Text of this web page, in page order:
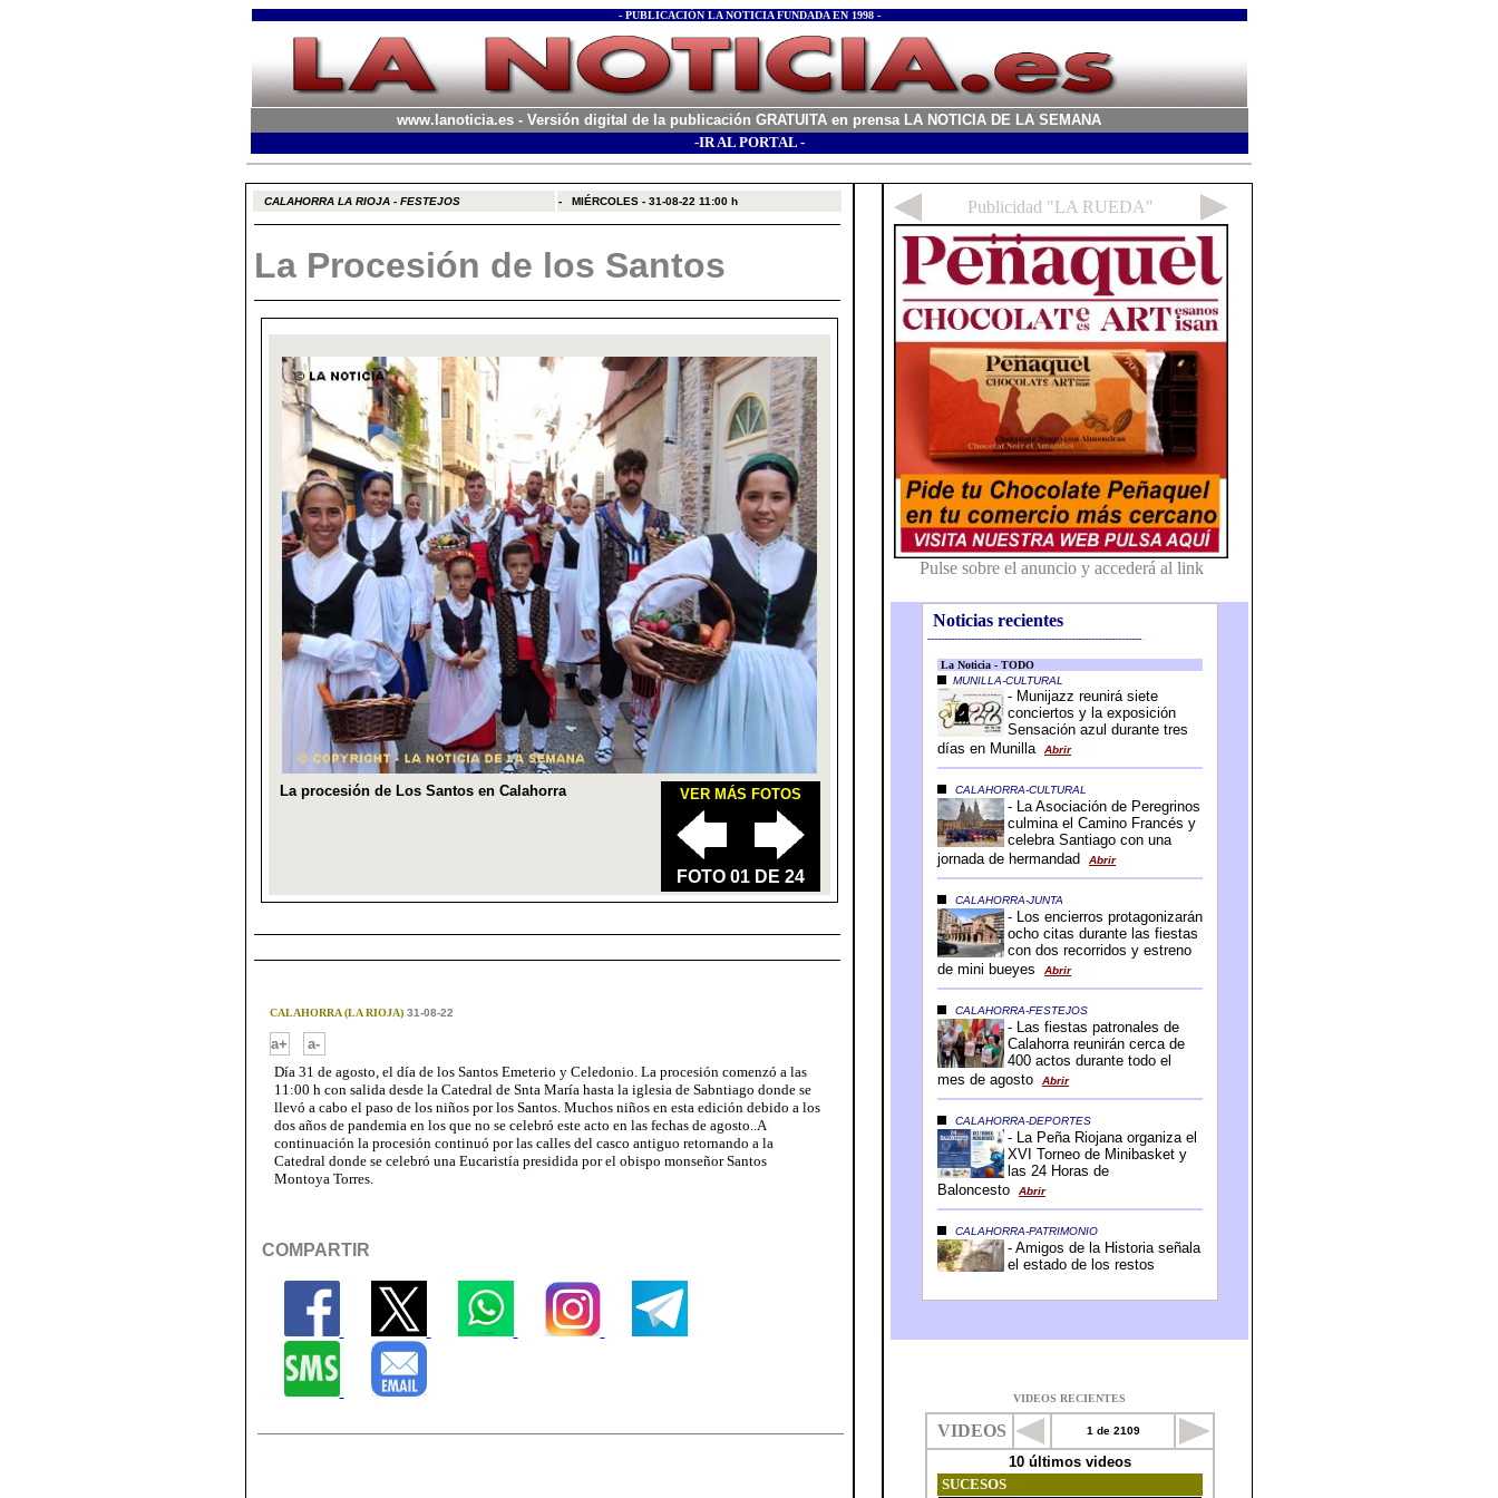
- PUBLICACIÓN LA NOTICIA FUNDADA EN 1998 -
www.lanoticia.es - Versión digital de la publicación GRATUITA en prensa LA NOTICIA DE LA SEMANA
-IR AL PORTAL -
CALAHORRA LA RIOJA - FESTEJOS - MIÉRCOLES - 31-08-22 11:00 h
La Procesión de los Santos
CALAHORRA (LA RIOJA)31-08-22
a+
a-
Día 31 de agosto, el día de los Santos Emeterio y Celedonio. La procesión comenzó a las
11:00 h con salida desde la Catedral de Snta María hasta la iglesia de Sabntiago donde se
llevó a cabo el paso de los niños por los Santos. Muchos niños en esta edición debido a los
dos años de pandemia en los que no se celebró este acto en las fechas de agosto..A
continuación la procesión continuó por las calles del casco antiguo retornando a la
Catedral donde se celebró una Eucaristía presidida por el obispo monseñor Santos
Montoya Torres.
COMPARTIR
Noticias recientes
-----------------------------------------------------------------
VIDEOS RECIENTES